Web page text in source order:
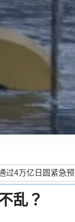
乱？